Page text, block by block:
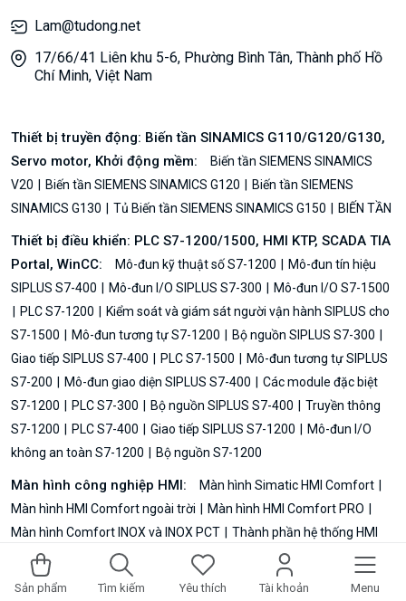
Sản phẩm Tìm kiếm Yêu thích Tài khoản Menu
Lam@tudong.net
17/66/41 Liên khu 5-6, Phường Bình Tân, Thành phố Hồ
Chí Minh, Việt Nam
Thiết bị truyền động: Biến tần SINAMICS G110/G120/G130,
Servo motor, Khởi động mềm:
Biến tần SIEMENS SINAMICS
V20
Biến tần SIEMENS SINAMICS G120
Biến tần SIEMENS
SINAMICS G130
Tủ Biến tần SIEMENS SINAMICS G150 BIẾN TẦN
Thiết bị điều khiển: PLC S7-1200/1500, HMI KTP, SCADA TIA
Portal, WinCC:
Mô-đun kỹ thuật số S7-1200
Mô-đun tín hiệu
SIPLUS S7-400
Mô-đun I/O SIPLUS S7-300
Mô-đun I/O S7-1500
PLC S7-1200
Kiểm soát và giám sát người vận hành SIPLUS cho
S7-1500
Mô-đun tương tự S7-1200
Bộ nguồn SIPLUS S7-300
Giao tiếp SIPLUS S7-400
PLC S7-1500
Mô-đun tương tự SIPLUS
S7-200
Mô-đun giao diện SIPLUS S7-400
Các module đặc biệt
S7-1200
PLC S7-300 Bộ nguồn SIPLUS S7-400
Truyền thông
S7-1200
PLC S7-400 Giao tiếp SIPLUS S7-1200
Mô-đun I/O
không an toàn S7-1200
Bộ nguồn S7-1200
Màn hình công nghiệp HMI:
Màn hình Simatic HMI Comfort
Màn hình HMI Comfort ngoài trời
Màn hình HMI Comfort PRO
Màn hình Comfort INOX và INOX PCT
Thành phần hệ thống HMI
cho thiết bị bảo vệ Màn hình SIMATIC HMI Unified Comfort
Màn
hình SIMATIC HMI Unified Comfort Panels Hygienic